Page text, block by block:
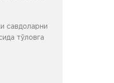
савдоларни
тўловга